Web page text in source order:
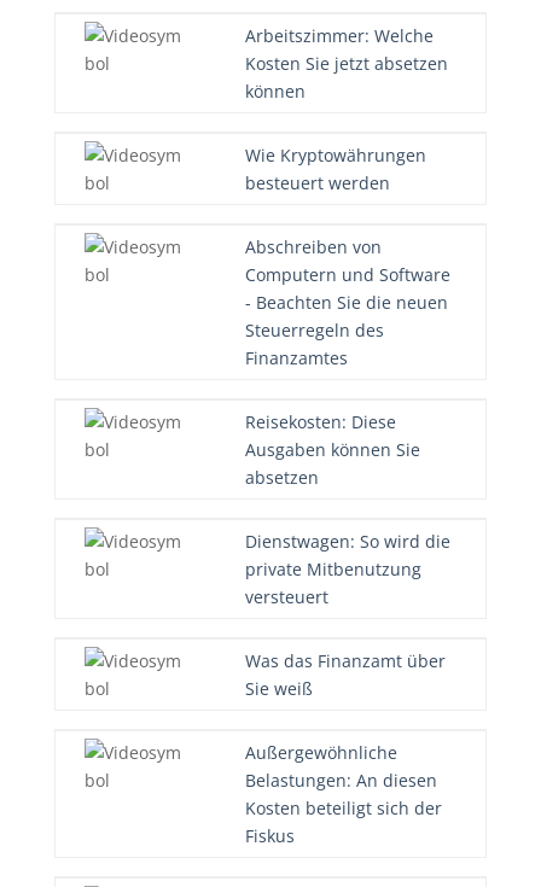
Arbeitszimmer: Welche
Kosten Sie jetzt absetzen
können
Wie Kryptowährungen
besteuert werden
Abschreiben von
Computern und Software
- Beachten Sie die neuen
Steuerregeln des
Finanzamtes
Reisekosten: Diese
Ausgaben können Sie
absetzen
Dienstwagen: So wird die
private Mitbenutzung
versteuert
Was das Finanzamt über
Sie weiß
Außergewöhnliche
Belastungen: An diesen
Kosten beteiligt sich der
Fiskus